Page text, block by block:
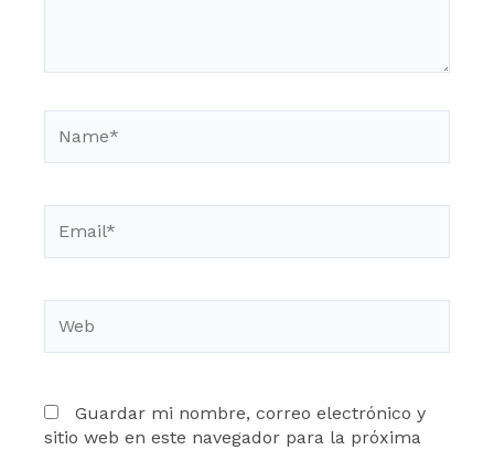
Guardar mi nombre, correo electrónico y
sitio web en este navegador para la próxima